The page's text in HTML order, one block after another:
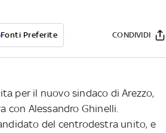
Fonti Preferite CONDIVIDI
per il nuovo sindaco di Arezzo,
con Alessandro Ghinelli.
del centrodestra unito, e